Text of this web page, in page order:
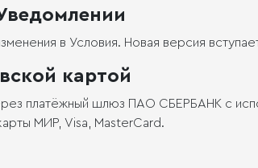
в Условия. Новая версия
картой
платёжный шлюз ПАО СБЕРБАНК с
МИР, Visa, MasterCard.